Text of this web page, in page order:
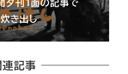
夕刊1面の記事で
き出し
連記事